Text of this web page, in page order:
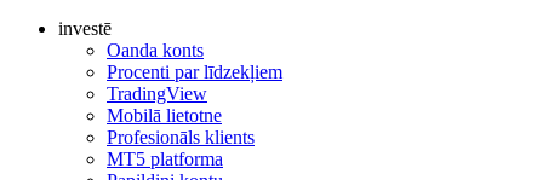
investē
Oanda konts
Procenti par līdzekļiem
TradingView
Mobilā lietotne
Profesionāls klients
MT5 platforma